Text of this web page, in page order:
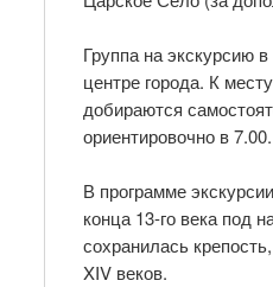
Группа на экскурсию
центре города. К
добираются
ориентировочно в 7.00.
В программе
конца 13-го века под
сохранилась
XIV веков.